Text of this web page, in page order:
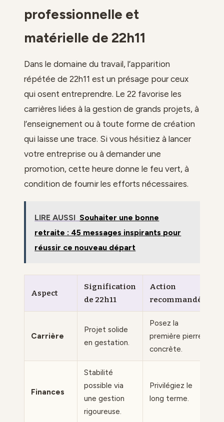
professionnelle et
matérielle de 22h11
Dans le domaine du travail, l’apparition
répétée de 22h11 est un présage pour ceux
qui osent entreprendre. Le 22 favorise les
carrières liées à la gestion de grands projets, à
l’enseignement ou à toute forme de création
qui laisse une trace. Si vous hésitiez à lancer
votre entreprise ou à demander une
promotion, cette heure donne le feu vert, à
condition de fournir les efforts nécessaires.
LIRE AUSSI Souhaiter une bonne
retraite : 45 messages inspirants pour
réussir ce nouveau départ
Aspect
Signification
de 22h11
Action
recommandée
Carrière
Projet solide
en gestation.
Posez la
première pierre
concrète.
Finances
Stabilité
possible via
une gestion
rigoureuse.
Privilégiez le
long terme.